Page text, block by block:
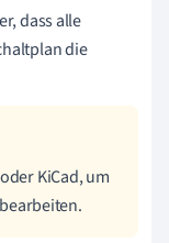
dass alle
die
KiCad, um